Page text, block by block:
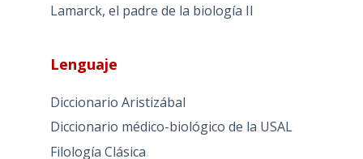
Lamarck, el padre de la biología II
Lenguaje
Diccionario Aristizábal
Diccionario médico-biológico de la USAL
Filología Clásica